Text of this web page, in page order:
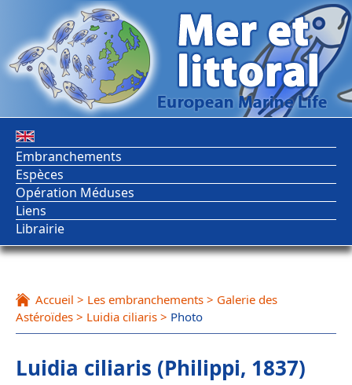
Embranchements
Espèces
Opération Méduses
Liens
Librairie
Accueil > Les embranchements > Galerie des
Astéroïdes > Luidia ciliaris > Photo
Luidia ciliaris (Philippi, 1837)